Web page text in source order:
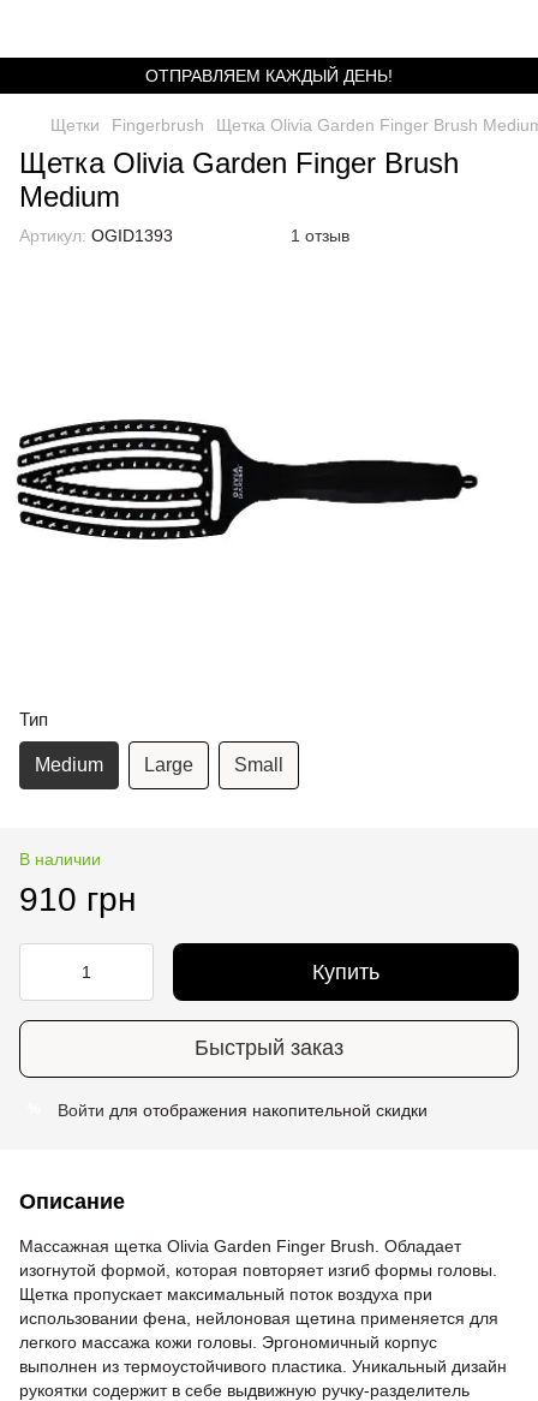
ОТПРАВЛЯЕМ КАЖДЫЙ ДЕНЬ!
Щетки Fingerbrush Щетка Olivia Garden Finger Brush
Щетка Olivia Garden Finger Brush
Medium
Артикул: OGID1393 1 отзыв
Тип
Medium Large Small
В наличии
910 грн
Купить
Быстрый заказ
Войти для отображения накопительной скидки
Описание
Массажная щетка Olivia Garden Finger Brush. Обладает
изогнутой формой, которая повторяет изгиб формы головы.
Щетка пропускает максимальный поток воздуха при
использовании фена, нейлоновая щетина применяется для
легкого массажа кожи головы. Эргономичный корпус
выполнен из термоустойчивого пластика. Уникальный дизайн
рукоятки содержит в себе выдвижную ручку-разделитель